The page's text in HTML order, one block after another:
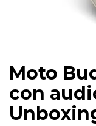
Moto
con